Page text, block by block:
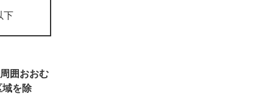
下
囲おおむ
を除